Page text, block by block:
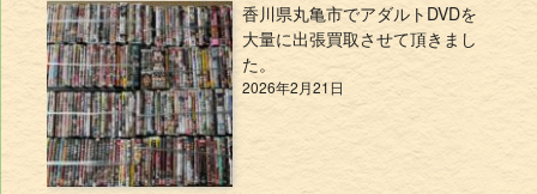
香川県丸亀市でアダルトDVDを
大量に出張買取させて頂きまし
た。
2026年2月21日